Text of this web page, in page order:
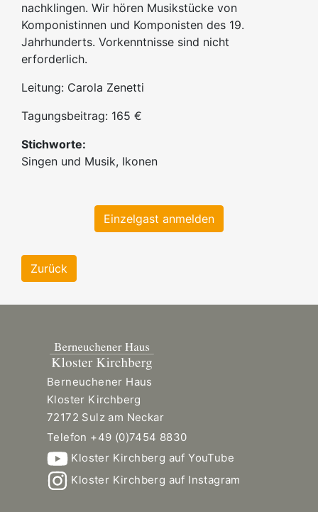
nachklingen. Wir hören Musikstücke von
Komponistinnen und Komponisten des 19.
Jahrhunderts. Vorkenntnisse sind nicht
erforderlich.
Leitung: Carola Zenetti
Tagungsbeitrag: 165 €
Stichworte:
Singen und Musik, Ikonen
Einzelgast anmelden
Zurück
Berneuchener Haus
Kloster Kirchberg
72172 Sulz am Neckar
Telefon +49 (0)7454 8830
Kloster Kirchberg auf YouTube
Kloster Kirchberg auf Instagram